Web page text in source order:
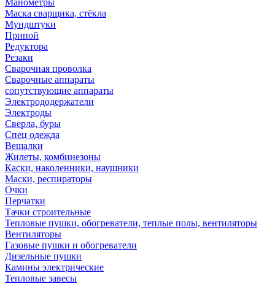
Манометры
Маска сварщика, стёкла
Мундштуки
Припой
Редуктора
Резаки
Сварочная проволка
Сварочные аппараты
сопутствующие аппараты
Электрододержатели
Электроды
Сверла, буры
Спец одежда
Вешалки
Жилеты, комбинезоны
Каски, наколенники, наушники
Маски, респираторы
Очки
Перчатки
Тачки строительные
Тепловые пушки, обогреватели, теплые полы, вентиляторы
Вентиляторы
Газовые пушки и обогреватели
Дизельные пушки
Камины электрические
Тепловые завесы